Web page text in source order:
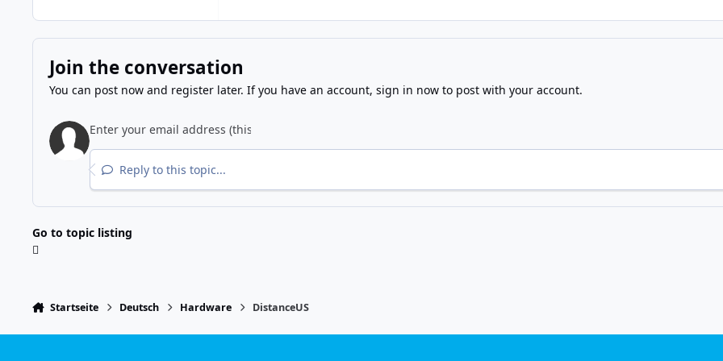
Join the conversation
You can post now and register later. If you have an account, sign in nowto post with your account.
Reply to this topic...
Go to topic listing
Startseite Deutsch Hardware DistanceUS